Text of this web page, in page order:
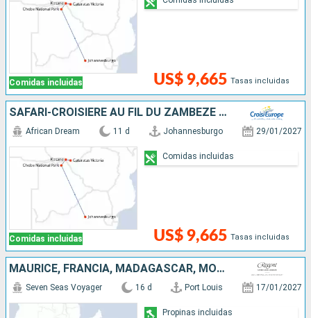
Comidas incluidas US$ 9,665 Tasas incluidas
SAFARI-CROISIÈRE AU FIL DU ZAMBÈZE - AFRIQUE DU SUD, BOTSWANA, NAMIBIE, ZIMBABWE
Comidas incluidas
African Dream 11 d Johannesburgo 29/01/2027
US$ 9,665 Tasas incluidas
Comidas incluidas
MAURICE, FRANCIA, MADAGASCAR, MOZAMBIQUE, SUDAFRICA
Seven Seas Voyager 16 d Port Louis 17/01/2027
Propinas incluidas